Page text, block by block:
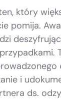
który
pomija.
i
ds.